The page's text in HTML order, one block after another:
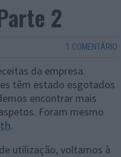
2
1 COMENTÁRIO
da empresa.
têm estado esgotados
encontrar mais
Foram mesmo
.
utilização, voltamos à